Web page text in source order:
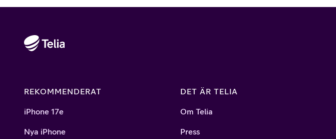
REKOMMENDERAT
iPhone 17e
Nya iPhone
DET ÄR TELIA
Om Telia
Press